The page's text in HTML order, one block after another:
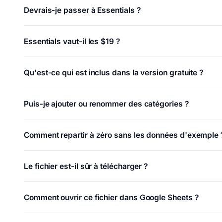
Devrais-je passer à Essentials ?
Essentials vaut-il les $19 ?
Qu'est-ce qui est inclus dans la version gratuite ?
Puis-je ajouter ou renommer des catégories ?
Comment repartir à zéro sans les données d'exemple
Le fichier est-il sûr à télécharger ?
Comment ouvrir ce fichier dans Google Sheets ?